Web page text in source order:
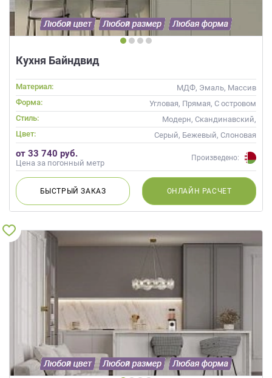
Кухня Байндвид
Материал:
МДФ, Эмаль, Массив
Форма:
Угловая, Прямая, С островом
Стиль:
Модерн, Скандинавский,
Неоклассика, Современные
Цвет:
Серый, Бежевый, Слоновая
кость, Кремовый
от 33 740 руб.
Цена за погонный метр
Произведено:
БЫСТРЫЙЗАКАЗ ОНЛАЙН РАСЧЕТ